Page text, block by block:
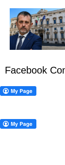
Facebook